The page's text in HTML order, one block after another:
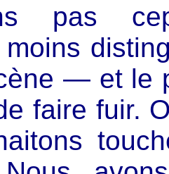
pas
— et le
faire fuir.